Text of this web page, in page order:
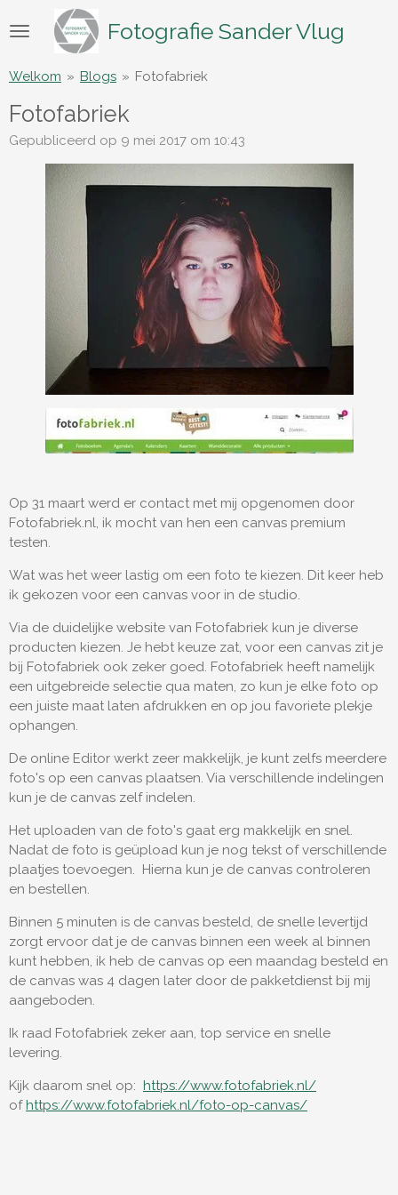
direct
de
Fotografie Sander Vlug
Welkom » Blogs » Fotofabriek
Fotofabriek
Gepubliceerd op 9 mei 2017 om 10:43
Op 31 maart werd er contact met mij opgenomen door
Fotofabriek.nl, ik mocht van hen een canvas premium
testen.
Wat was het weer lastig om een foto te kiezen. Dit keer heb
ik gekozen voor een canvas voor in de studio.
Via de duidelijke website van Fotofabriek kun je diverse
producten kiezen. Je hebt keuze zat, voor een canvas zit je
bij Fotofabriek ook zeker goed. Fotofabriek heeft namelijk
een uitgebreide selectie qua maten, zo kun je elke foto op
een juiste maat laten afdrukken en op jou favoriete plekje
ophangen.
De online Editor werkt zeer makkelijk, je kunt zelfs meerdere
foto's op een canvas plaatsen. Via verschillende indelingen
kun je de canvas zelf indelen.
Het uploaden van de foto's gaat erg makkelijk en snel.
Nadat de foto is geüpload kun je nog tekst of verschillende
plaatjes toevoegen. Hierna kun je de canvas controleren
en bestellen.
Binnen 5 minuten is de canvas besteld, de snelle levertijd
zorgt ervoor dat je de canvas binnen een week al binnen
kunt hebben, ik heb de canvas op een maandag besteld en
de canvas was 4 dagen later door de pakketdienst bij mij
aangeboden.
Ik raad Fotofabriek zeker aan, top service en snelle
levering.
Kijk daarom snel op: https://www.fotofabriek.nl/
ofhttps://www.fotofabriek.nl/foto-op-canvas/